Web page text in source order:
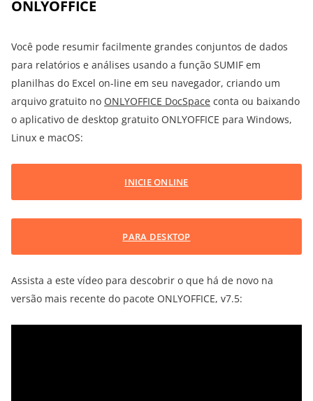
ONLYOFFICE
Você pode resumir facilmente grandes conjuntos de dados
para relatórios e análises usando a função SUMIF em
planilhas do Excel on-line em seu navegador, criando um
arquivo gratuito no ONLYOFFICE DocSpace conta ou baixando
o aplicativo de desktop gratuito ONLYOFFICE para Windows,
Linux e macOS:
INICIE ONLINE
PARA DESKTOP
Assista a este vídeo para descobrir o que há de novo na
versão mais recente do pacote ONLYOFFICE, v7.5: